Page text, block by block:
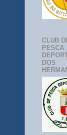
CLUB
PESCA
DOS